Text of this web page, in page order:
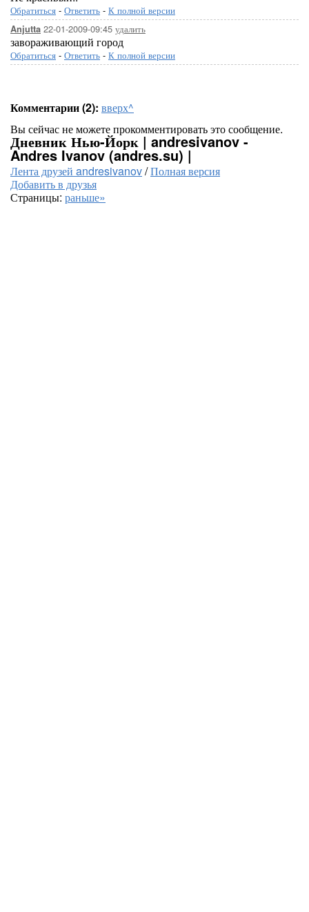
Обратиться - Ответить - К полной версии
Anjutta 22-01-2009-09:45 удалить
завораживающий город
Обратиться - Ответить - К полной версии
Комментарии (2): вверх^
Вы сейчас не можете прокомментировать это сообщение.
Дневник Нью-Йорк | andresivanov -
Andres Ivanov (andres.su) |
Лента друзей andresivanov/Полная версия
Добавить в друзья
Страницы: раньше»